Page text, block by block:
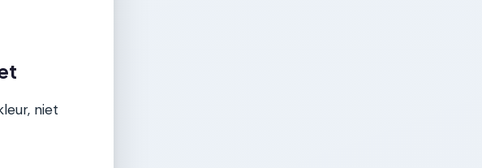
niet